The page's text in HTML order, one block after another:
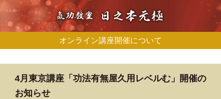
オンライン講座開催について
4月東京講座「功法有無屋久用レベルむ」開催の
お知らせ